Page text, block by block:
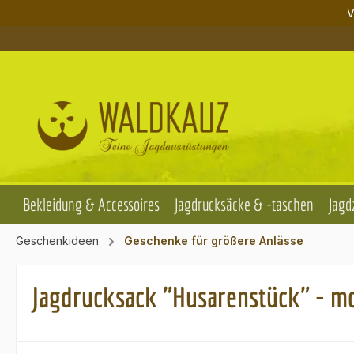
Bekleidung & Accessoires Jagdrucksäcke & -taschen
Geschenkideen Geschenke für größere Anlässe
Jagdrucksack "Husarenstück" -